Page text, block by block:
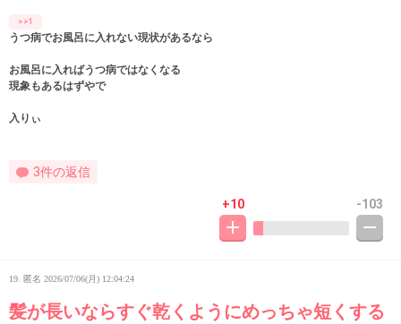
>>1
うつ病でお風呂に入れない現状があるなら
お風呂に入ればうつ病ではなくなる
現象もあるはずやで
入りぃ
3件の返信
+10 -103
19. 匿名 2026/07/06(月) 12:04:24
髪が長いならすぐ乾くようにめっちゃ短くする